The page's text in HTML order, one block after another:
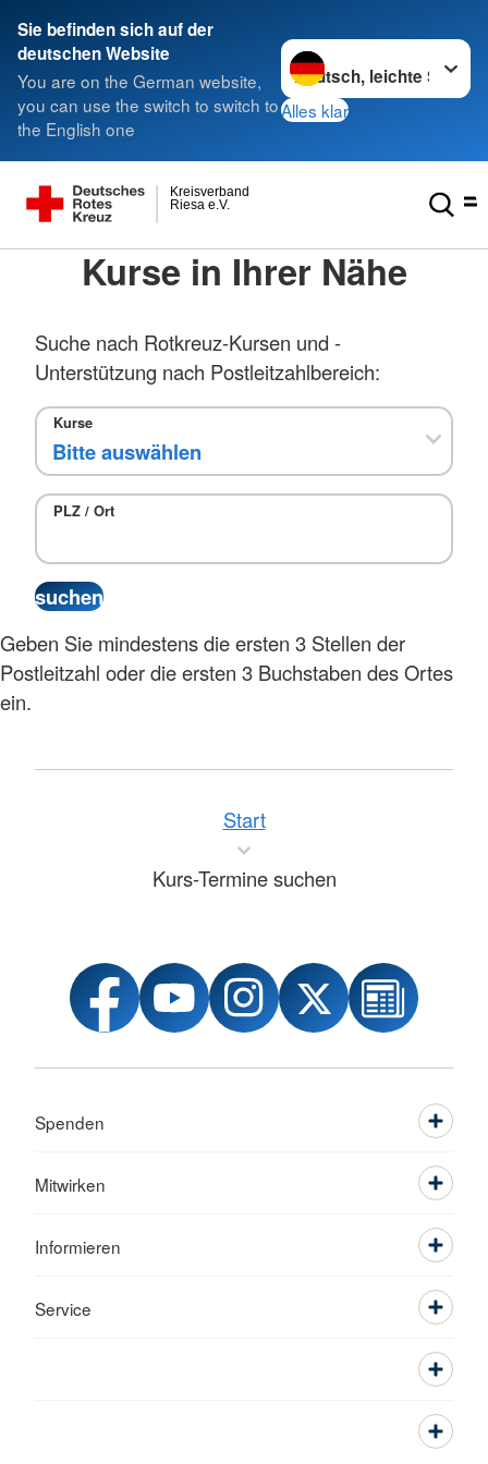
Sie befinden sich auf der
deutschen Website
You are on the German website,
you can use the switch to switch to
the English one
Sprache wechseln zu
Alles klar
Riesa e.V.
Kreisverband
Kurse in Ihrer Nähe
Suche nach Rotkreuz-Kursen und -
Unterstützung nach Postleitzahlbereich:
Kurse
PLZ / Ort
Geben Sie mindestens die ersten 3 Stellen der
Postleitzahl oder die ersten 3 Buchstaben des Ortes
ein.
Start
Kurs-Termine suchen
Spenden
Mitwirken
Informieren
Service